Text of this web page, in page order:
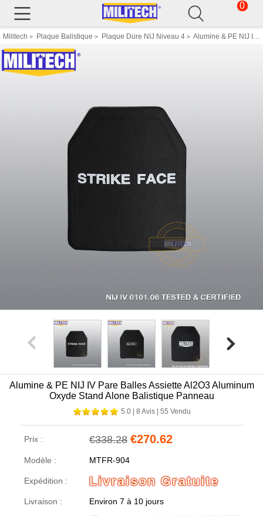
0
Militech > Plaque Balistique > Plaque Dure NIJ Niveau 4 > Alumine & PE NIJ IV Pare Balles Assiette Al2O3 Aluminum Oxyde Stand Alone Balistique Panneau
Alumine & PE NIJ IV Pare Balles Assiette Al2O3 Aluminum
Oxyde Stand Alone Balistique Panneau
5.0 8 Avis 55 Vendu
Prix : €338.28 €270.62
Modèle : MTFR-904
Expédition : Livraison Gratuite
Livraison : Environ 7 à 10 jours